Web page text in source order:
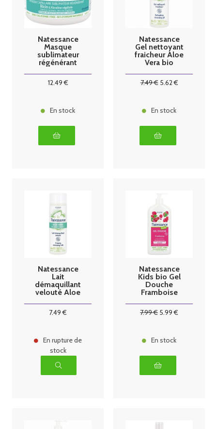
Natessance
Masque
sublimateur
régénérant
12.49€
En stock
Natessance
Gel nettoyant
fraicheur Aloe
Vera bio
7.49€ 5.62€
En stock
Natessance
Lait
démaquillant
velouté Aloe
7.49 €
En rupture de
stock
Natessance
Kids bio Gel
Douche
Framboise
7.99€ 5.99 €
En stock